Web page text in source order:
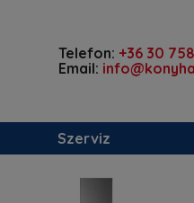
Telefon: +36 30
Email:
Szerviz